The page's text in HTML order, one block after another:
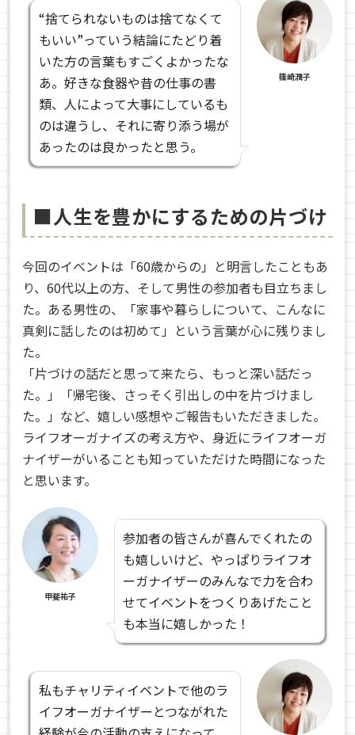
“捨てられないものは捨てなくて
もいい”っていう結論にたどり着
いた方の言葉もすごくよかったな
あ。好きな食器や昔の仕事の書
類、人によって大事にしているも
のは違うし、それに寄り添う場が
あったのは良かったと思う。
篠崎潤子
■人生を豊かにするための片づけ
今回のイベントは「60歳からの」と明言したこともあ
り、60代以上の方、そして男性の参加者も目立ちまし
た。ある男性の、「家事や暮らしについて、こんなに
真剣に話したのは初めて」という言葉が心に残りまし
た。
「片づけの話だと思って来たら、もっと深い話だっ
た。」「帰宅後、さっそく引出しの中を片づけまし
た。」など、嬉しい感想やご報告もいただきました。
ライフオーガナイズの考え方や、身近にライフオーガ
ナイザーがいることも知っていただけた時間になった
と思います。
甲斐祐子
参加者の皆さんが喜んでくれたの
も嬉しいけど、やっぱりライフオ
ーガナイザーのみんなで力を合わ
せてイベントをつくりあげたこと
も本当に嬉しかった！
私もチャリティイベントで他のラ
イフオーガナイザーとつながれた